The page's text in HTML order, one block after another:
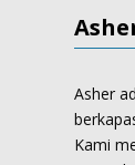
Asher
Kami